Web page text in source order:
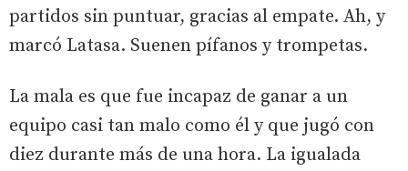
partidos sin puntuar, gracias al empate. Ah, y
marcó Latasa. Suenen pífanos y trompetas.
La mala es que fue incapaz de ganar a un
equipo casi tan malo como él y que jugó con
diez durante más de una hora. La igualada